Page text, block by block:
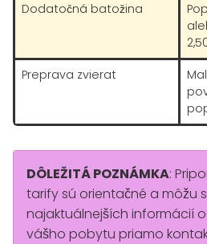
Dodatočná batožina
Preprava zvierat
DÔLEŽITÁ POZNÁMKA:
tarify sú orientačné a môžu
najaktuálnejších informácií
vášho pobytu priamo